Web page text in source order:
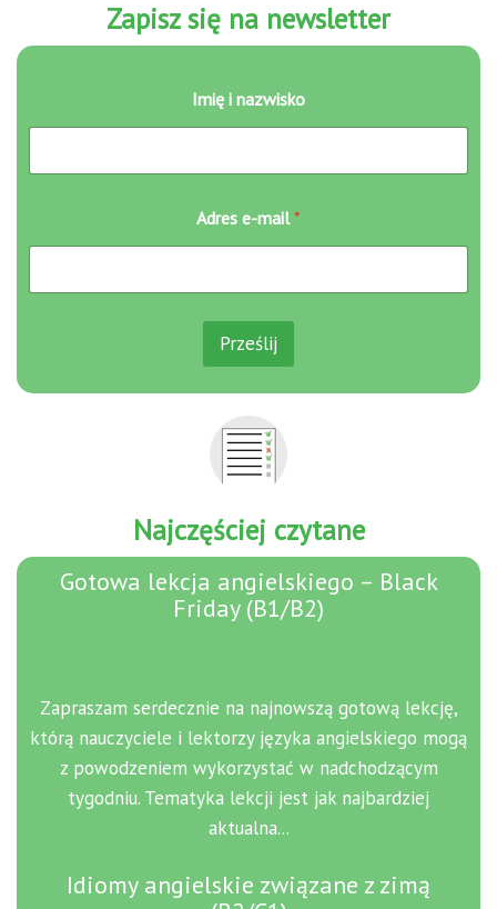
Zapisz się na newsletter
Imię i nazwisko
-
m
e
-
m
a
l
e
-
i
l
Adres e-mail*
Prześlij
Najczęściej czytane
Gotowa lekcja angielskiego – Black
Friday (B1/B2)
Zapraszam serdecznie na najnowszą gotową lekcję,
którą nauczyciele i lektorzy języka angielskiego mogą
z powodzeniem wykorzystać w nadchodzącym
tygodniu. Tematyka lekcji jest jak najbardziej
aktualna...
Idiomy angielskie związane z zimą